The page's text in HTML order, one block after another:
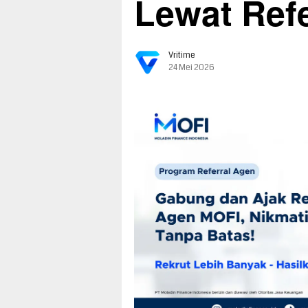
Lewat
Vritime
24 Mei 2026